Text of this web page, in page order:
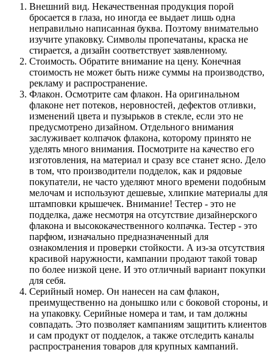
Внешний вид. Некачественная продукция порой
бросается в глаза, но иногда ее выдает лишь одна
неправильно написанная буква. Поэтому внимательно
изучите упаковку. Символы пропечатаны, краска не
стирается, а дизайн соответствует заявленному.
Стоимость. Обратите внимание на цену. Конечная
стоимость не может быть ниже суммы на производство,
рекламу и распространение.
Флакон. Осмотрите сам флакон. На оригинальном
флаконе нет потеков, неровностей, дефектов отливки,
изменений цвета и пузырьков в стекле, если это не
предусмотрено дизайном. Отдельного внимания
заслуживает колпачок флакона, которому принято не
уделять много внимания. Посмотрите на качество его
изготовления, на материал и сразу все станет ясно. Дело
в том, что производители подделок, как и рядовые
покупатели, не часто уделяют много времени подобным
мелочам и используют дешевые, хлипкие материалы для
штамповки крышечек. Внимание! Тестер - это не
подделка, даже несмотря на отсутствие дизайнерского
флакона и высококачественного колпачка. Тестер - это
парфюм, изначально предназначенный для
ознакомления и проверки стойкости. А из-за отсутствия
красивой наружности, кампании продают такой товар
по более низкой цене. И это отличный вариант покупки
для себя.
Серийный номер. Он нанесен на сам флакон,
преимущественно на донышко или с боковой стороны, и
на упаковку. Серийные номера и там, и там должны
совпадать. Это позволяет кампаниям защитить клиентов
и сам продукт от подделок, а также отследить каналы
распространения товаров для крупных кампаний.